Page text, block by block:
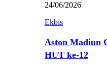
24/06/2026
Ekbis
Aston Madiun
HUT ke-12